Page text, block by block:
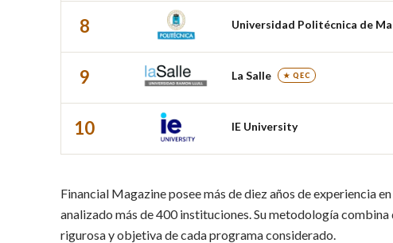
8 Universidad Politécnica de
9 La Salle ★ QEC
10 IE University
Financial Magazine posee más de diez años de experiencia
analizado más de 400 instituciones. Su metodología
rigurosa y objetiva de cada programa considerado.